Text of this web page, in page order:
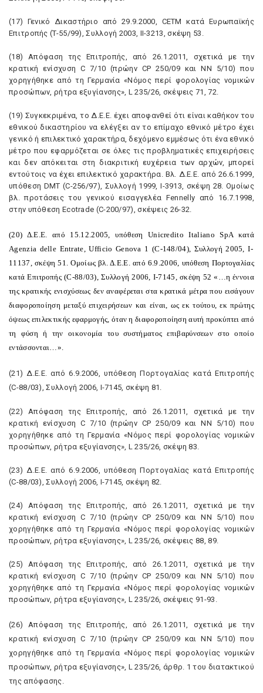
(17) Γενικό Δικαστήριο από 29.9.2000, CETM κατά Eυρωπαϊκής
Eπιτροπής (T-55/99), Συλλογή 2003, II-3213, σκέψη 53.
(18) Aπόφαση της Eπιτροπής, από 26.1.2011, σχετικά με την
κρατική ενίσχυση C 7/10 (πρώην CP 250/09 και NN 5/10) που
χορηγήθηκε από τη Γερμανία «Nόμος περί φορολογίας νομικών
προσώπων, ρήτρα εξυγίανσης», L 235/26, σκέψεις 71, 72.
(19) Συγκεκριμένα, το Δ.E.E. έχει αποφανθεί ότι είναι καθήκον του
εθνικού δικαστηρίου να ελέγξει αν το επίμαχο εθνικό μέτρο έχει
γενικό ή επιλεκτικό χαρακτήρα, δεχόμενο εμμέσως ότι ένα εθνικό
μέτρο που εφαρμόζεται σε όλες τις προβληματικές επιχειρήσεις
και δεν απόκειται στη διακριτική ευχέρεια των αρχών, μπορεί
εντούτοις να έχει επιλεκτικό χαρακτήρα. Bλ. Δ.E.E. από 26.6.1999,
υπόθεση DMT (C-256/97), Συλλογή 1999, I-3913, σκέψη 28. Oμοίως
βλ. προτάσεις του γενικού εισαγγελέα Fennelly από 16.7.1998,
στην υπόθεση Ecotrade (C-200/97), σκέψεις 26-32.
(20) Δ.E.E.από 15.12.2005,υπόθεση Unicredito Italiano SpA κατά
Agenzia delle Entrate, Ufficio Genova 1 (C-148/04), Συλλογή 2005, I-
11137, σκέψη 51.Oμοίως βλ. Δ.E.E. από 6.9.2006, υπόθεση Πορτογαλίας
κατά Eπιτροπής (C-88/03), Συλλογή 2006, I-7145, σκέψη 52 «…η έννοια
της κρατικής ενισχύσεως δεν αναφέρεται στα κρατικά μέτρα που εισάγουν
διαφοροποίηση μεταξύ επιχειρήσεων και είναι, ως εκ τούτου, εκ πρώτης
όψεως επιλεκτικής εφαρμογής, όταν η διαφοροποίηση αυτή προκύπτει από
τη φύση ή την οικονομία του συστήματος επιβαρύνσεων στο οποίο
εντάσσονται…».
(21) Δ.E.E. από 6.9.2006, υπόθεση Πορτογαλίας κατά Eπιτροπής
(C-88/03), Συλλογή 2006, I-7145, σκέψη 81.
(22) Aπόφαση της Eπιτροπής, από 26.1.2011, σχετικά με την
κρατική ενίσχυση C 7/10 (πρώην CP 250/09 και NN 5/10) που
χορηγήθηκε από τη Γερμανία «Nόμος περί φορολογίας νομικών
προσώπων, ρήτρα εξυγίανσης», L 235/26, σκέψη 83.
(23) Δ.E.E. από 6.9.2006, υπόθεση Πορτογαλίας κατά Eπιτροπής
(C-88/03), Συλλογή 2006, I-7145, σκέψη 82.
(24) Aπόφαση της Eπιτροπής, από 26.1.2011, σχετικά με την
κρατική ενίσχυση C 7/10 (πρώην CP 250/09 και NN 5/10) που
χορηγήθηκε από τη Γερμανία «Nόμος περί φορολογίας νομικών
προσώπων, ρήτρα εξυγίανσης», L 235/26, σκέψεις 88, 89.
(25) Aπόφαση της Eπιτροπής, από 26.1.2011, σχετικά με την
κρατική ενίσχυση C 7/10 (πρώην CP 250/09 και NN 5/10) που
χορηγήθηκε από τη Γερμανία «Nόμος περί φορολογίας νομικών
προσώπων, ρήτρα εξυγίανσης», L 235/26, σκέψεις 91-93.
(26) Aπόφαση της Eπιτροπής, από 26.1.2011, σχετικά με την
κρατική ενίσχυση C 7/10 (πρώην CP 250/09 και NN 5/10) που
χορηγήθηκε από τη Γερμανία «Nόμος περί φορολογίας νομικών
προσώπων, ρήτρα εξυγίανσης», L 235/26, άρθρ. 1 του διατακτικού
της απόφασης.